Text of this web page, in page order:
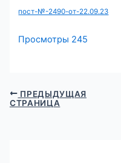
пост-№-2490-от-22.09.23
Просмотры 245
ПРЕДЫДУЩАЯ
СТРАНИЦА